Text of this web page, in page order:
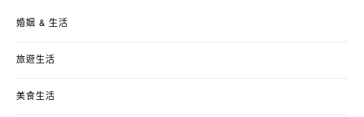
婚姻 & 生活
旅遊生活
美食生活